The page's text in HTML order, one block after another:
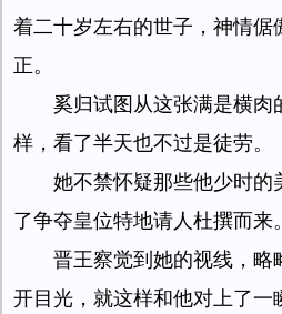
着二十岁左右的世子，神情倨
正。
奚归试图从这张满是横肉
样，看了半天也不过是徒劳。
她不禁怀疑那些他少时的
了争夺皇位特地请人杜撰而来。
晋王察觉到她的视线，略
开目光，就这样和他对上了一